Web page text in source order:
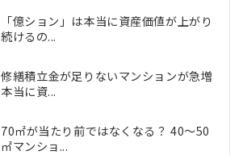
「億ション」は本当に資産価値が上がり
続けるの...
修繕積立金が足りないマンションが急増
本当に資...
70㎡が当たり前ではなくなる？ 40〜50
㎡マンショ...